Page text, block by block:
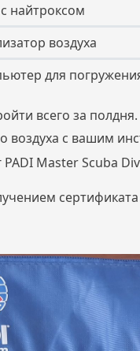
найтроксом
воздуха
для
всего за
с вашим
Master Scuba